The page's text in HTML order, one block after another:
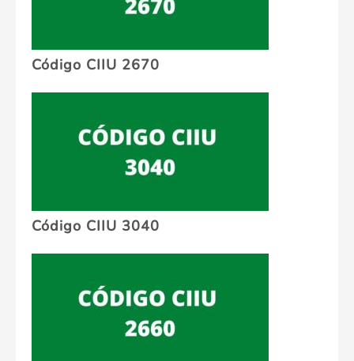
Código CIIU 2670
Código CIIU 3040